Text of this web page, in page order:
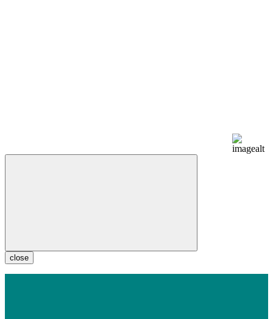
close